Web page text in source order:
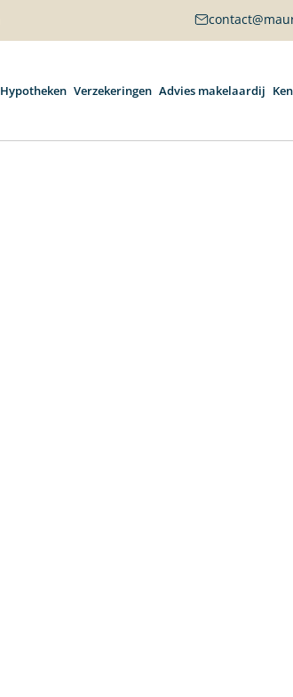
Hypotheken Verzekeringen Advies makelaardij